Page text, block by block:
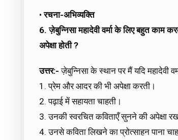
•रचना-अभिव्यक्ति
6. ज़ेबुन्निसा महादेवी वर्मा के लिए बहुत काम
अपेक्षा होती ?
उत्तर:-ज़ेबुन्निसा के स्थान पर मैं यदि महादेवी
1. प्रेम और आदर की भी अपेक्षा करती।
2. पढ़ाई में सहायता चाहती।
3. उनकी स्वरचित कविताएँ सुनने की अपेक्षा
4. उनसे कविता लिखने का प्रोत्साहन पाना